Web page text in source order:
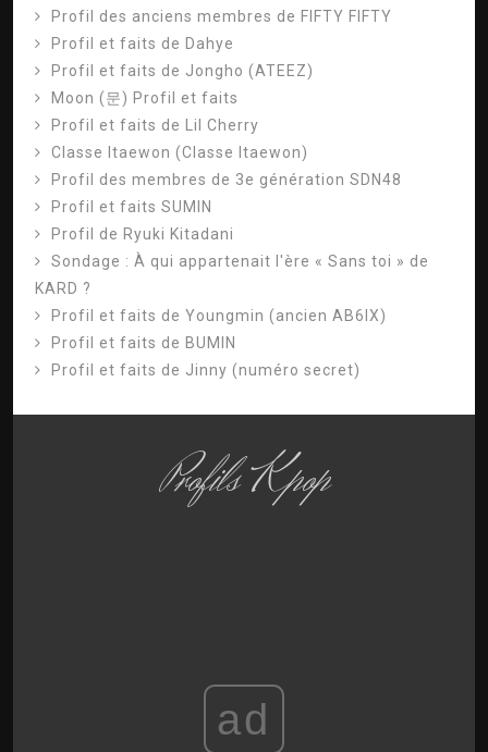
Profil des anciens membres de FIFTY FIFTY
Profil et faits de Dahye
Profil et faits de Jongho (ATEEZ)
Moon (문) Profil et faits
Profil et faits de Lil Cherry
Classe Itaewon (Classe Itaewon)
Profil des membres de 3e génération SDN48
Profil et faits SUMIN
Profil de Ryuki Kitadani
Sondage : À qui appartenait l'ère « Sans toi » de
KARD ?
Profil et faits de Youngmin (ancien AB6IX)
Profil et faits de BUMIN
Profil et faits de Jinny (numéro secret)
Profils Kpop
ad